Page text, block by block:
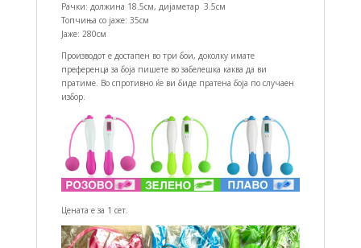
Рачки: должина 18.5см, дијаметар 3.5см
Топчиња со јаже: 35см
Јаже: 280см
Производот е достапен во три бои, доколку имате
преференца за боја пишете во забелешка каква да ви
пратиме. Во спротивно ќе ви биде пратена боја по случаен
избор.
Цената е за 1 сет.